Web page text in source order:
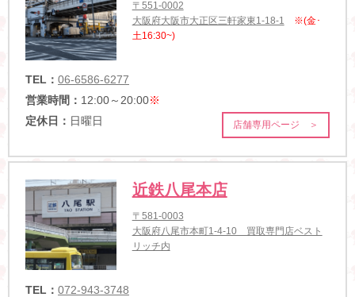
〒551-0002
大阪府大阪市大正区三軒家東1-18-1
※(金･
土16:30~)
TEL： 06-6586-6277
営業時間： 12:00～20:00※
定休日： 日曜日 店舗専用ページ ＞
近鉄八尾本店
〒581-0003
大阪府八尾市本町1-4-10 買取専門店ベスト
リッチ内
TEL： 072-943-3748